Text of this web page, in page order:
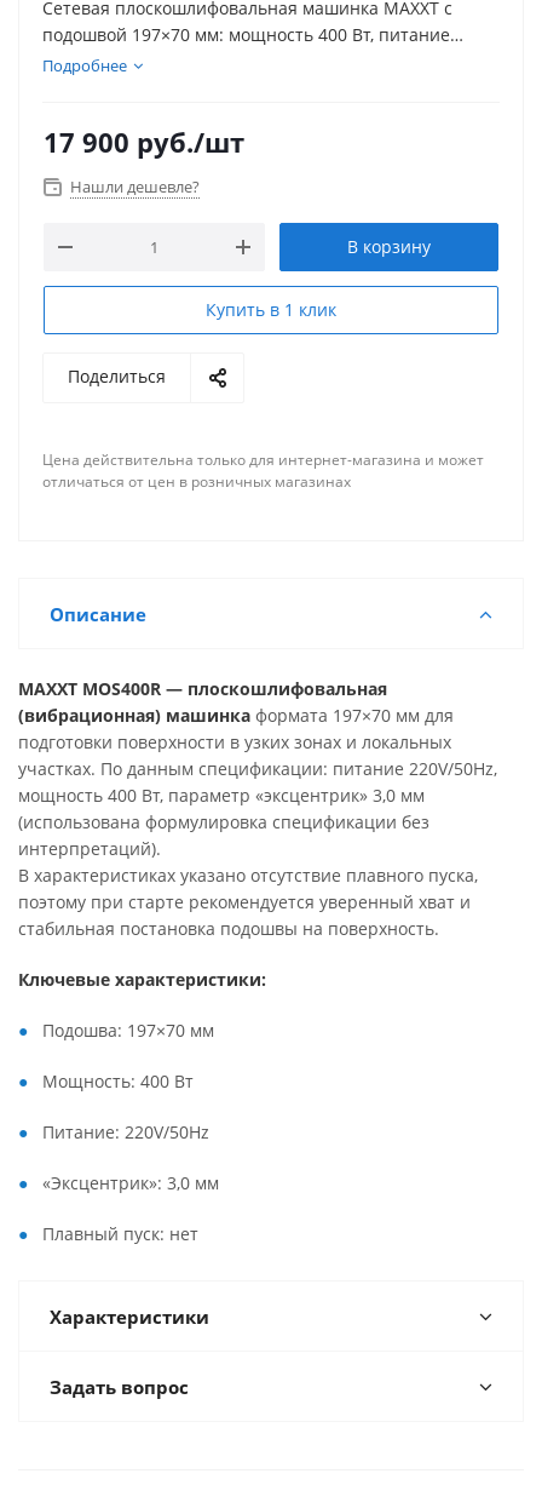
Сетевая плоскошлифовальная машинка MAXXT с
подошвой 197×70 мм: мощность 400 Вт, питание
220V/50Hz, параметр «эксцентрик» 3,0 мм (как указано
Подробнее
17 900 руб./шт
Нашли дешевле?
В корзину
Купить в 1 клик
Поделиться
Цена действительна только для интернет-магазина и может
отличаться от цен в розничных магазинах
Описание
MAXXT MOS400R — плоскошлифовальная
(вибрационная) машинка формата 197×70 мм для
подготовки поверхности в узких зонах и локальных
участках. По данным спецификации: питание 220V/50Hz,
мощность 400 Вт, параметр «эксцентрик» 3,0 мм
(использована формулировка спецификации без
интерпретаций).
В характеристиках указано отсутствие плавного пуска,
поэтому при старте рекомендуется уверенный хват и
стабильная постановка подошвы на поверхность.
Ключевые характеристики:
Подошва: 197×70 мм
Мощность: 400 Вт
Питание: 220V/50Hz
«Эксцентрик»: 3,0 мм
Плавный пуск: нет
Характеристики
Задать вопрос